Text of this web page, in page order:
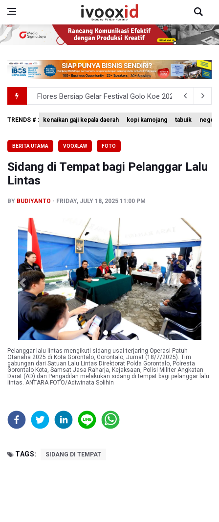
Flores Bersiap Gelar Festival Golo Koe 2026,
Kemkomdigi Targetkan Reaktivasi IGRS Rampung 2026
Anggota DPR Minta Rencana Kenaikan Gaji Kepala
BGN Wajibkan Ompreng MBG Cantumkan Batas Waktu
BEI Catat Pertumbuhan Investor Saham Capai 10,05
TRENDS # : kenaikan gaji kepala daerah kopi kamojang tabuik
BERITA UTAMA VOOXLAW FOTO
Sidang di Tempat bagi Pelanggar Lalu
Lintas
BY BUDIYANTO FRIDAY, JULY 18, 2025 11:00 PM
Previous Next
Pelanggar lalu lintas mengikuti sidang usai terjaring Operasi Patuh
Otanaha 2025 di Kota Gorontalo, Gorontalo, Jumat (18/7/2025). Tim
gabungan dari Satuan Lalu Lintas Direktorat Polda Gorontalo, Polresta
Gorontalo Kota, Samsat Jasa Raharja, Kejaksaan, Polisi Militer Angkatan
Darat (AD) dan Pengadilan melakukan sidang di tempat bagi pelanggar lalu
lintas. ANTARA FOTO/Adiwinata Solihin
TAGS: SIDANG DI TEMPAT